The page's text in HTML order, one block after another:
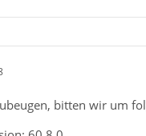
bitten wir um